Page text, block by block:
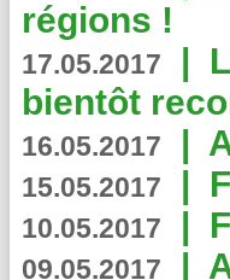
régions !
17.05.2017 |
bientôt
16.05.2017 |
15.05.2017 |
10.05.2017 |
09.05.2017 |